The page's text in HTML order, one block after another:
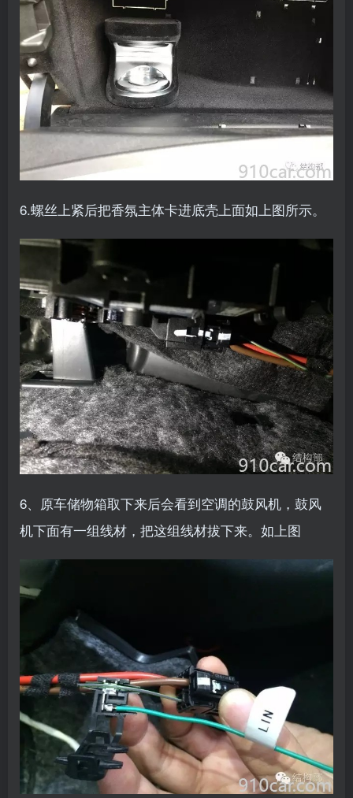
6.螺丝上紧后把香氛主体卡进底壳上面如上图所示。
6、原车储物箱取下来后会看到空调的鼓风机，鼓风
机下面有一组线材，把这组线材拔下来。如上图